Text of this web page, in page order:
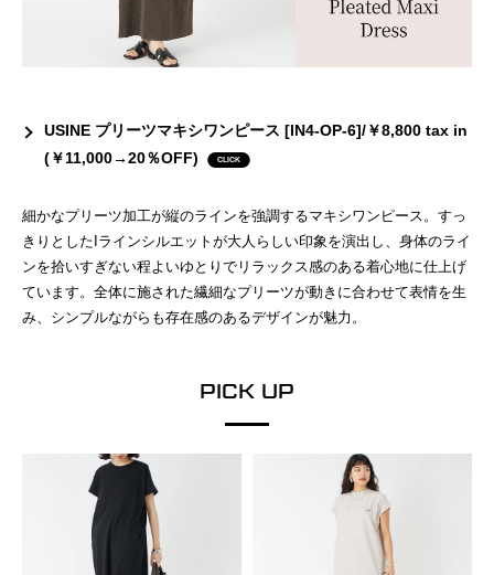
USINE プリーツマキシワンピース [IN4-OP-6]/￥8,800 tax in
(￥11,000→20％OFF)
細かなプリーツ加工が縦のラインを強調するマキシワンピース。すっ
きりとしたIラインシルエットが大人らしい印象を演出し、身体のライ
ンを拾いすぎない程よいゆとりでリラックス感のある着心地に仕上げ
ています。全体に施された繊細なプリーツが動きに合わせて表情を生
み、シンプルながらも存在感のあるデザインが魅力。
PICK UP